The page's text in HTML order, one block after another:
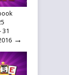
31
→